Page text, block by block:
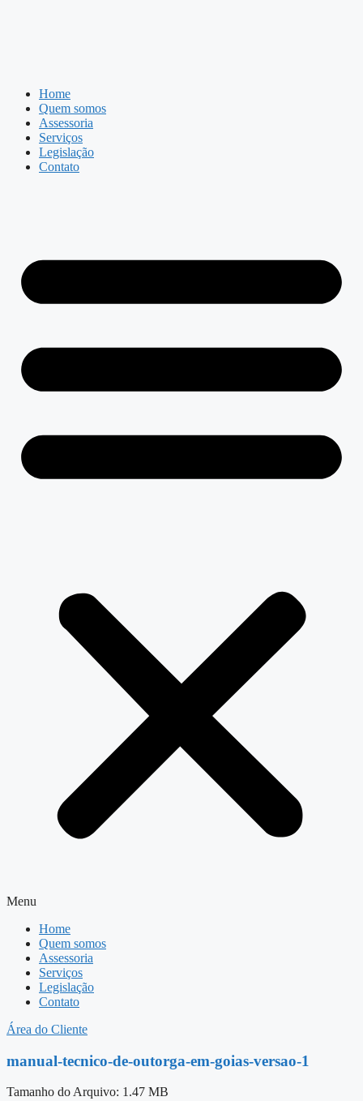
Home
Quem somos
Assessoria
Serviços
Legislação
Contato
Menu
Home
Quem somos
Assessoria
Serviços
Legislação
Contato
Área do Cliente
manual-tecnico-de-outorga-em-goias-versao-1
Tamanho do Arquivo: 1.47 MB